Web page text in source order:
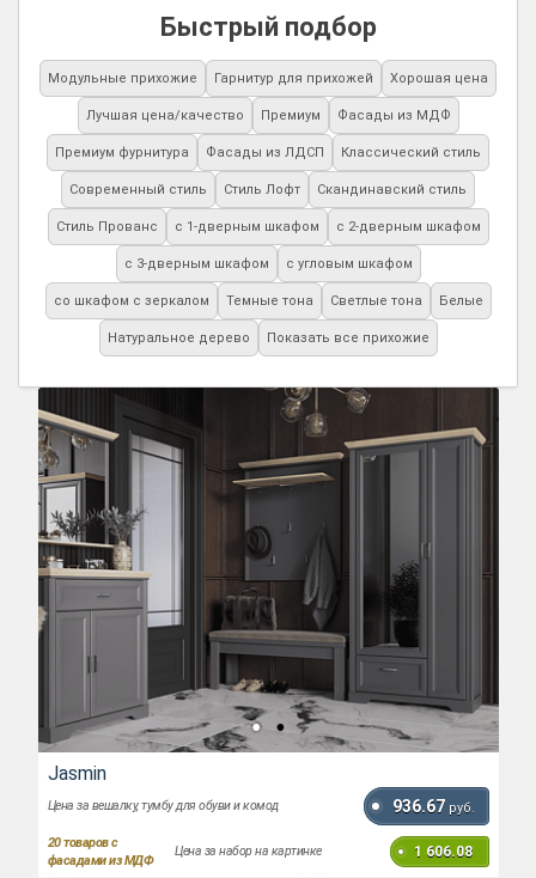
Быстрый подбор
Модульные прихожие Гарнитур для прихожей Хорошая цена
Лучшая цена/качество Премиум Фасады из МДФ
Премиум фурнитура Фасады из ЛДСП Классический стиль
Современный стиль Стиль Лофт Скандинавский стиль
Стиль Прованс с 1-дверным шкафом с 2-дверным шкафом
с 3-дверным шкафом с угловым шкафом
со шкафом с зеркалом Темные тона Светлые тона Белые
Натуральное дерево Показать все прихожие
Jasmin
Цена за вешалку, тумбу для обуви и комод 936.67 руб.
20товаров с
фасадами из МДФ
Цена за набор на картинке 1 606.08